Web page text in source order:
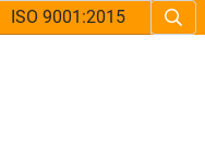
ISO 9001:2015